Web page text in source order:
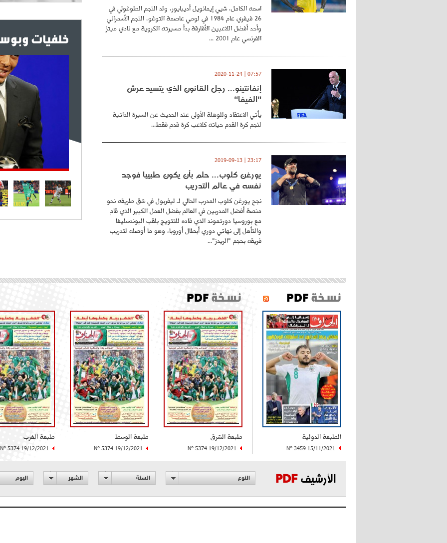
اسمه الكامل، شيي إيمانويل أديبايور، ولد النجم الطوغولي في
26 فيفري عام 1984 في لومي عاصمة التوغو، النجم الأسمراني
وأحد أفضل اللاعبين الأفارقة بدأ مسيرته الكروية مع نادي ميتز
الفرنسي عام 2001 ...
07:57 | 2020-11-24
إنفانتينو... رجل القانون الذي يتسيد عرش
"الفيفا"
يأتي الاعتقاد وللوهلة الأولى عند الحديث عن السيرة الذاتية
لنجم كرة القدم حياته كلاعب كرة قدم فقط...
23:17 | 2019-09-13
يورغن كلوب... حلم بأن يكون طبيبا فوجد
نفسه في عالم التدريب
نجح يورغن كلوب المدرب الحالي لـ ليفربول في شق طريقه نحو
منصة أفضل المدربين في العالم بفضل العمل الكبير الذي قام
مع بوروسيا دورتموند الذي قاده للتتويج بلقب البوندسليغا
والتأهل إلى نهائي دوري أبطال أوروبا، وهو ما أوصله لتدريب
فريقه بحجم "الريدز"...
خلفيات
نسخةPDF
الطبعة الدولية
N° 3459 15/11/2021
نسخةPDF
طبعة الشرق
N° 5374 19/12/2021
طبعة الوسط
N° 5374 19/12/2021
طبعة الغرب
N° 5374 19/12/2021
الأرشيفPDF النوع السنة الشهر اليوم